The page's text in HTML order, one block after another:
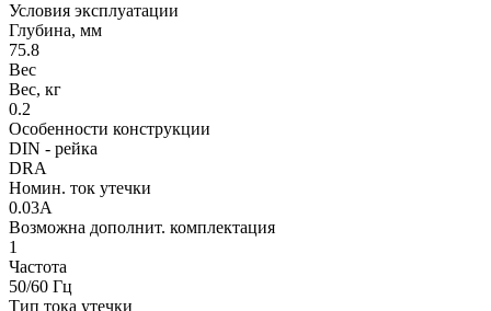
Условия эксплуатации
Глубина, мм
75.8
Вес
Вес, кг
0.2
Особенности конструкции
DIN - рейка
DRA
Номин. ток утечки
0.03А
Возможна дополнит. комплектация
1
Частота
50/60 Гц
Тип тока утечки